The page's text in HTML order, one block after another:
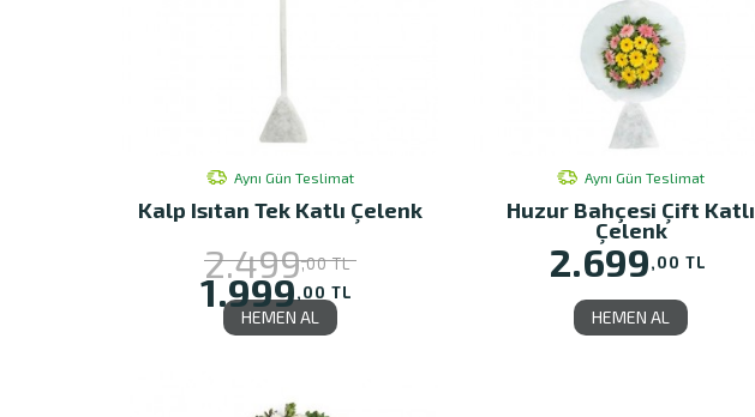
Aynı Gün Teslimat
Kalp Isıtan Tek Katlı Çelenk
2.499,00 TL
1.999,00 TL
HEMEN AL
Aynı Gün Teslimat
Huzur Bahçesi Çift Katlı
Çelenk
2.699,00 TL
HEMEN AL